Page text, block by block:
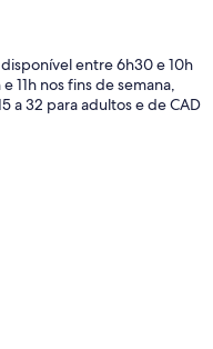
entre 6h30 e 10h
11h nos fins de semana,
a 32 para adultos e de CAD